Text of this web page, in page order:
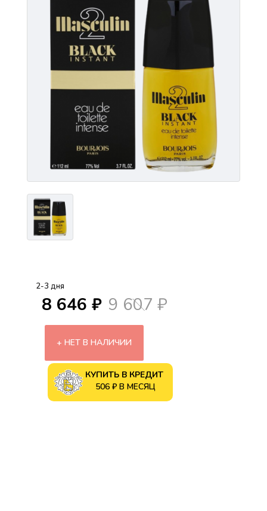
2-3 дня
8 646 ₽ 9 607 ₽
НЕТ В НАЛИЧИИ
КУПИТЬ В КРЕДИТ
506 ₽ В МЕСЯЦ